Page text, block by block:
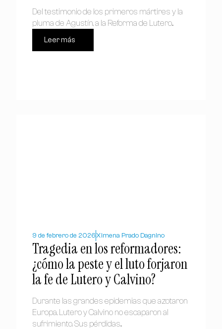
Del testimonio de los primeros mártires y la
pluma de Agustín, a la Reforma de Lutero...
Leer más
9 de febrero de 2026 Ximena Prado Dagnino
Tragedia en los reformadores:
¿cómo la peste y el luto forjaron
la fe de Lutero y Calvino?
Durante las grandes epidemias que azotaron
Europa, Lutero y Calvino no escaparon al
sufrimiento. Sus pérdidas...